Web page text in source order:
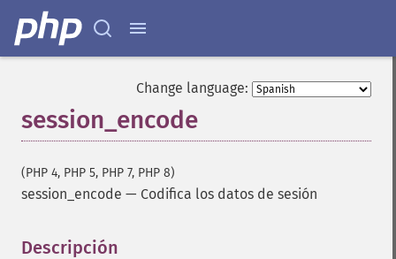
Change language:
session_encode
(PHP 4, PHP 5, PHP 7, PHP 8)
session_encode — Codifica los datos de sesión
Descripción